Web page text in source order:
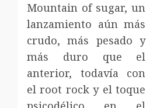
Mountain of sugar, un
lanzamiento aún más
crudo, más pesado y
más duro que el
anterior, todavía con
el root rock y el toque